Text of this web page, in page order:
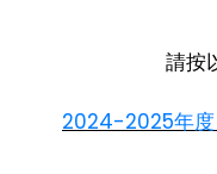
請按
2024-2025年度